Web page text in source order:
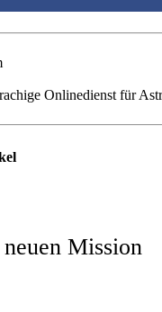
Onlinedienst für
Mission